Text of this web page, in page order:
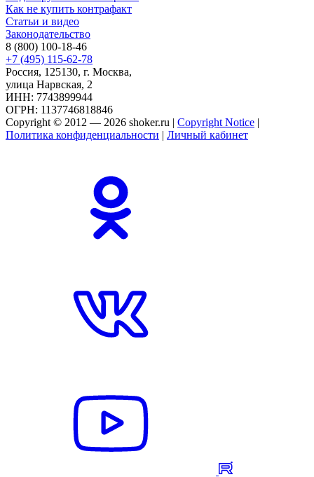
Как не купить контрафакт
Статьи и видео
Законодательство
8 (800) 100-18-46
+7 (495) 115-62-78
Россия, 125130, г. Москва,
улица Нарвская, 2
ИНН: 7743899944
ОГРН: 1137746818846
Copyright © 2012 — 2026 shoker.ru | Copyright Notice |
Политика конфиденциальности | Личный кабинет